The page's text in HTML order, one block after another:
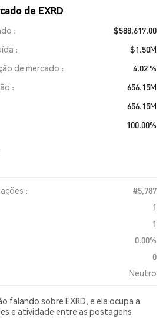
de EXRD
$588,617.00
$1.50M
de mercado
4.02 %
656.15M
656.15M
100.00%
:
#5,787
1
1
0.00%
0
Neutro
falando sobre EXRD, e ela ocupa a
e atividade entre as postagens